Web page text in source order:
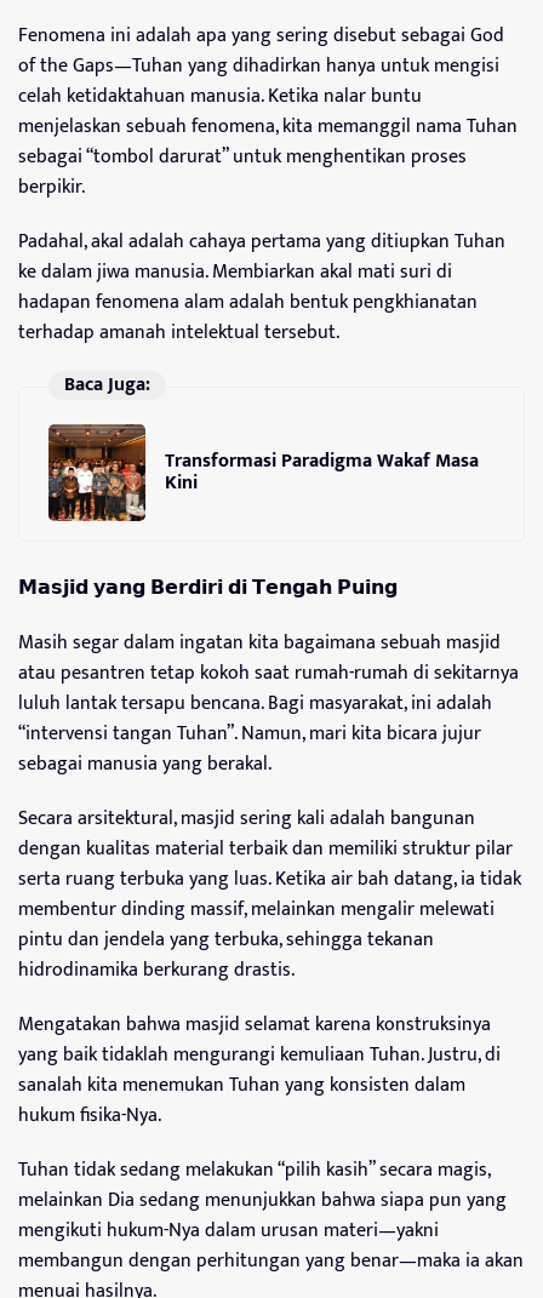
Fenomena ini adalah apa yang sering disebut sebagai God
of the Gaps—Tuhan yang dihadirkan hanya untuk mengisi
celah ketidaktahuan manusia. Ketika nalar buntu
menjelaskan sebuah fenomena, kita memanggil nama Tuhan
sebagai “tombol darurat” untuk menghentikan proses
berpikir.
Padahal, akal adalah cahaya pertama yang ditiupkan Tuhan
ke dalam jiwa manusia. Membiarkan akal mati suri di
hadapan fenomena alam adalah bentuk pengkhianatan
terhadap amanah intelektual tersebut.
Baca Juga:
Transformasi Paradigma Wakaf Masa
Kini
𝗠𝗮𝘀𝗷𝗶𝗱 𝘆𝗮𝗻𝗴 𝗕𝗲𝗿𝗱𝗶𝗿𝗶 𝗱𝗶 𝗧𝗲𝗻𝗴𝗮𝗵 𝗣𝘂𝗶𝗻𝗴
Masih segar dalam ingatan kita bagaimana sebuah masjid
atau pesantren tetap kokoh saat rumah-rumah di sekitarnya
luluh lantak tersapu bencana. Bagi masyarakat, ini adalah
“intervensi tangan Tuhan”. Namun, mari kita bicara jujur
sebagai manusia yang berakal.
Secara arsitektural, masjid sering kali adalah bangunan
dengan kualitas material terbaik dan memiliki struktur pilar
serta ruang terbuka yang luas. Ketika air bah datang, ia tidak
membentur dinding massif, melainkan mengalir melewati
pintu dan jendela yang terbuka, sehingga tekanan
hidrodinamika berkurang drastis.
Mengatakan bahwa masjid selamat karena konstruksinya
yang baik tidaklah mengurangi kemuliaan Tuhan. Justru, di
sanalah kita menemukan Tuhan yang konsisten dalam
hukum fisika-Nya.
Tuhan tidak sedang melakukan “pilih kasih” secara magis,
melainkan Dia sedang menunjukkan bahwa siapa pun yang
mengikuti hukum-Nya dalam urusan materi—yakni
membangun dengan perhitungan yang benar—maka ia akan
menuai hasilnya.